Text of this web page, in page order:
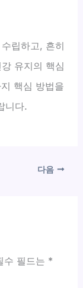
립하고, 흔히
유지의 핵심
핵심 방법을
니다.
다음
수 필드는 *